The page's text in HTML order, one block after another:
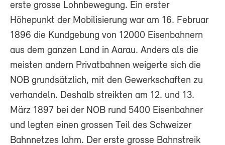
erste grosse Lohnbewegung. Ein erster
Höhepunkt der Mobilisierung war am 16. Februar
1896 die Kundgebung von 12000 Eisenbahnern
aus dem ganzen Land in Aarau. Anders als die
meisten andern Privatbahnen weigerte sich die
NOB grundsätzlich, mit den Gewerkschaften zu
verhandeln. Deshalb streikten am 12. und 13.
März 1897 bei der NOB rund 5400 Eisenbahner
und legten einen grossen Teil des Schweizer
Bahnnetzes lahm. Der erste grosse Bahnstreik